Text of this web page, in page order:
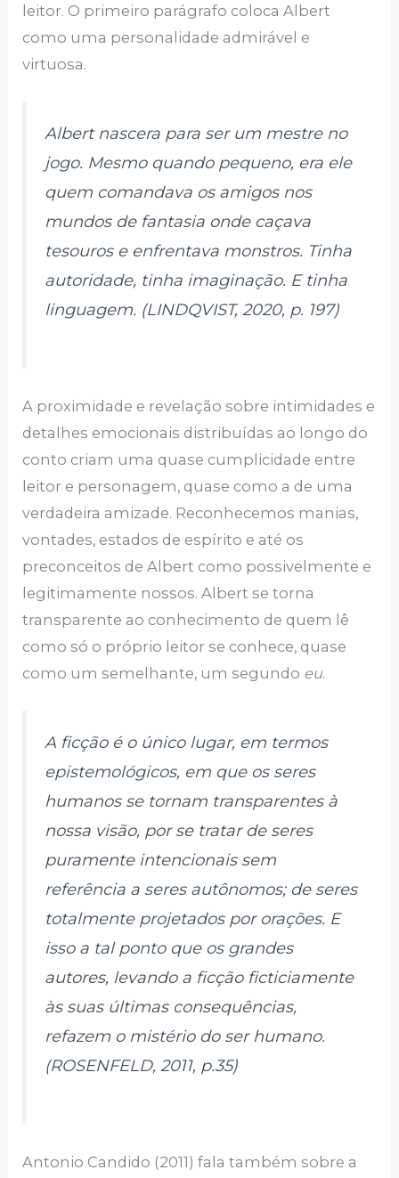
leitor. O primeiro parágrafo coloca Albert
como uma personalidade admirável e
virtuosa.
Albert nascera para ser um mestre no
jogo. Mesmo quando pequeno, era ele
quem comandava os amigos nos
mundos de fantasia onde caçava
tesouros e enfrentava monstros. Tinha
autoridade, tinha imaginação. E tinha
linguagem. (LINDQVIST, 2020, p. 197)
A proximidade e revelação sobre intimidades e
detalhes emocionais distribuídas ao longo do
conto criam uma quase cumplicidade entre
leitor e personagem, quase como a de uma
verdadeira amizade. Reconhecemos manias,
vontades, estados de espírito e até os
preconceitos de Albert como possivelmente e
legitimamente nossos. Albert se torna
transparente ao conhecimento de quem lê
como só o próprio leitor se conhece, quase
como um semelhante, um segundo eu.
A ficção é o único lugar, em termos
epistemológicos, em que os seres
humanos se tornam transparentes à
nossa visão, por se tratar de seres
puramente intencionais sem
referência a seres autônomos; de seres
totalmente projetados por orações. E
isso a tal ponto que os grandes
autores, levando a ficção ficticiamente
às suas últimas consequências,
refazem o mistério do ser humano.
(ROSENFELD, 2011, p.35)
Antonio Candido (2011) fala também sobre a